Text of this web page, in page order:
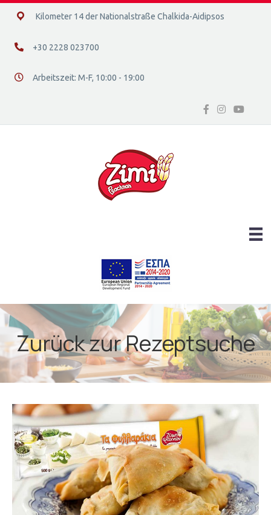
14ο χλμ. Ε.Ο. Χαλκίδας – Αιδηψού, 34400
Kilometer 14 der Nationalstraße Chalkida-Aidipsos
+30 2228 023700
+30 2228 023700
Διεύθυνση οδός 16, Ελλάδα
Arbeitszeit: Μ-F, 10:00 - 19:00
Zurück zur Rezeptsuche